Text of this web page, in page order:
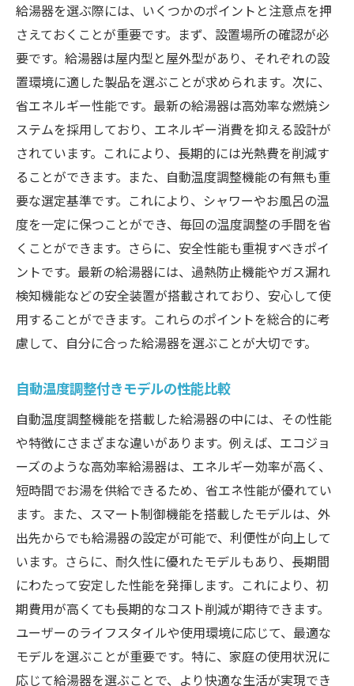
給湯器を選ぶ際には、いくつかのポイントと注意点を押
さえておくことが重要です。まず、設置場所の確認が必
要です。給湯器は屋内型と屋外型があり、それぞれの設
置環境に適した製品を選ぶことが求められます。次に、
省エネルギー性能です。最新の給湯器は高効率な燃焼シ
ステムを採用しており、エネルギー消費を抑える設計が
されています。これにより、長期的には光熱費を削減す
ることができます。また、自動温度調整機能の有無も重
要な選定基準です。これにより、シャワーやお風呂の温
度を一定に保つことができ、毎回の温度調整の手間を省
くことができます。さらに、安全性能も重視すべきポイ
ントです。最新の給湯器には、過熱防止機能やガス漏れ
検知機能などの安全装置が搭載されており、安心して使
用することができます。これらのポイントを総合的に考
慮して、自分に合った給湯器を選ぶことが大切です。
自動温度調整付きモデルの性能比較
自動温度調整機能を搭載した給湯器の中には、その性能
や特徴にさまざまな違いがあります。例えば、エコジョ
ーズのような高効率給湯器は、エネルギー効率が高く、
短時間でお湯を供給できるため、省エネ性能が優れてい
ます。また、スマート制御機能を搭載したモデルは、外
出先からでも給湯器の設定が可能で、利便性が向上して
います。さらに、耐久性に優れたモデルもあり、長期間
にわたって安定した性能を発揮します。これにより、初
期費用が高くても長期的なコスト削減が期待できます。
ユーザーのライフスタイルや使用環境に応じて、最適な
モデルを選ぶことが重要です。特に、家庭の使用状況に
応じて給湯器を選ぶことで、より快適な生活が実現でき